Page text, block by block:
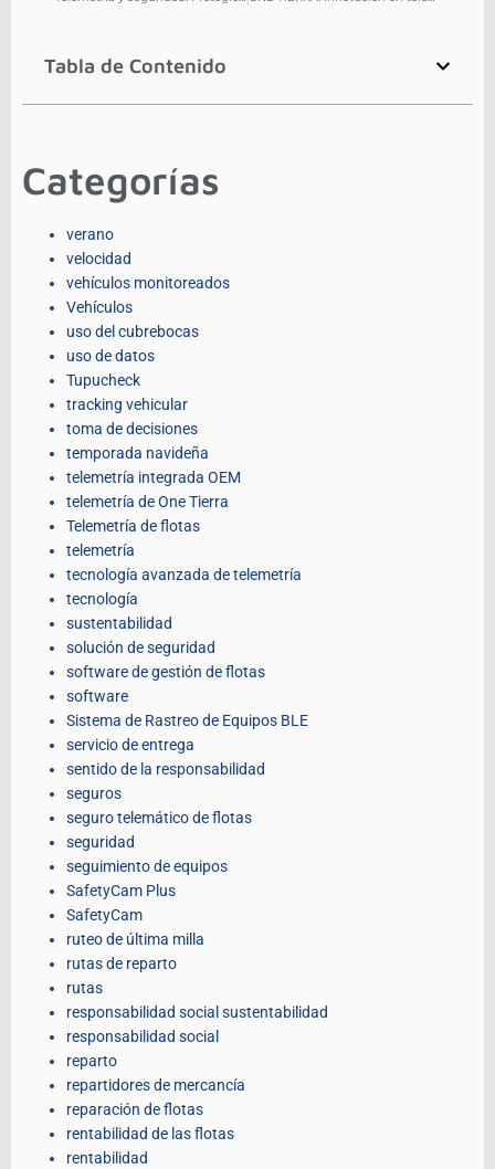
Tabla de Contenido
Categorías
verano
velocidad
vehículos monitoreados
Vehículos
uso del cubrebocas
uso de datos
Tupucheck
tracking vehicular
toma de decisiones
temporada navideña
telemetría integrada OEM
telemetría de One Tierra
Telemetría de flotas
telemetría
tecnología avanzada de telemetría
tecnología
sustentabilidad
solución de seguridad
software de gestión de flotas
software
Sistema de Rastreo de Equipos BLE
servicio de entrega
sentido de la responsabilidad
seguros
seguro telemático de flotas
seguridad
seguimiento de equipos
SafetyCam Plus
SafetyCam
ruteo de última milla
rutas de reparto
rutas
responsabilidad social sustentabilidad
responsabilidad social
reparto
repartidores de mercancía
reparación de flotas
rentabilidad de las flotas
rentabilidad